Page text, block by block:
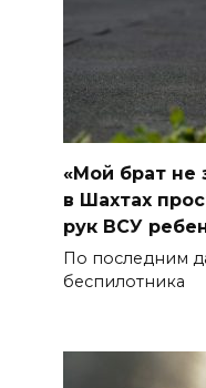
«Мой брат не
в Шахтах
рук ВСУ
По последним
беспилотника